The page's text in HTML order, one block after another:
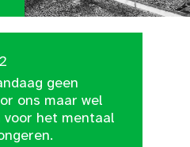
geen
ons maar wel
het mentaal